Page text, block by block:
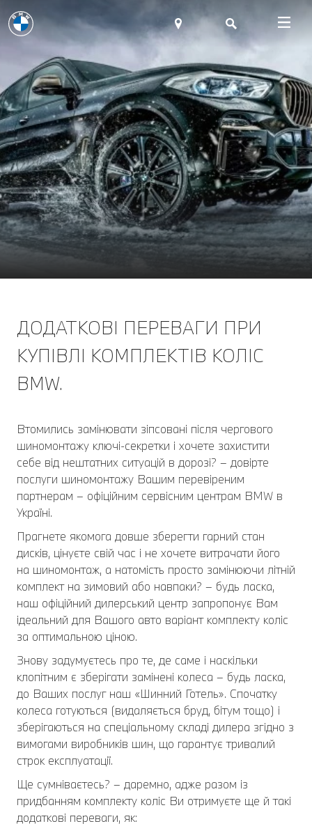
ДОДАТКОВІ ПЕРЕВАГИ ПРИ
КУПІВЛІ КОМПЛЕКТІВ КОЛІС
BMW.
Втомились замінювати зіпсовані після чергового
шиномонтажу ключі-секретки і хочете захистити
себе від нештатних ситуацій в дорозі? – довірте
послуги шиномонтажу Вашим перевіреним
партнерам – офіційним сервісним центрам BMW в
Україні.
Прагнете якомога довше зберегти гарний стан
дисків, цінуєте свій час і не хочете витрачати його
на шиномонтаж, а натомість просто замінюючи літній
комплект на зимовий або навпаки? – будь ласка,
наш офіційний дилерський центр запропонує Вам
ідеальний для Вашого авто варіант комплекту коліс
за оптимальною ціною.
Знову задумуєтесь про те, де саме і наскільки
клопітним є зберігати замінені колеса – будь ласка,
до Ваших послуг наш «Шинний Готель». Спочатку
колеса готуються (видаляється бруд, бітум тощо) і
зберігаються на спеціальному складі дилера згідно з
вимогами виробників шин, що гарантує тривалий
строк експлуатації.
Ще сумніваєтесь? – даремно, адже разом із
придбанням комплекту коліс Ви отримуєте ще й такі
додаткові переваги, як: